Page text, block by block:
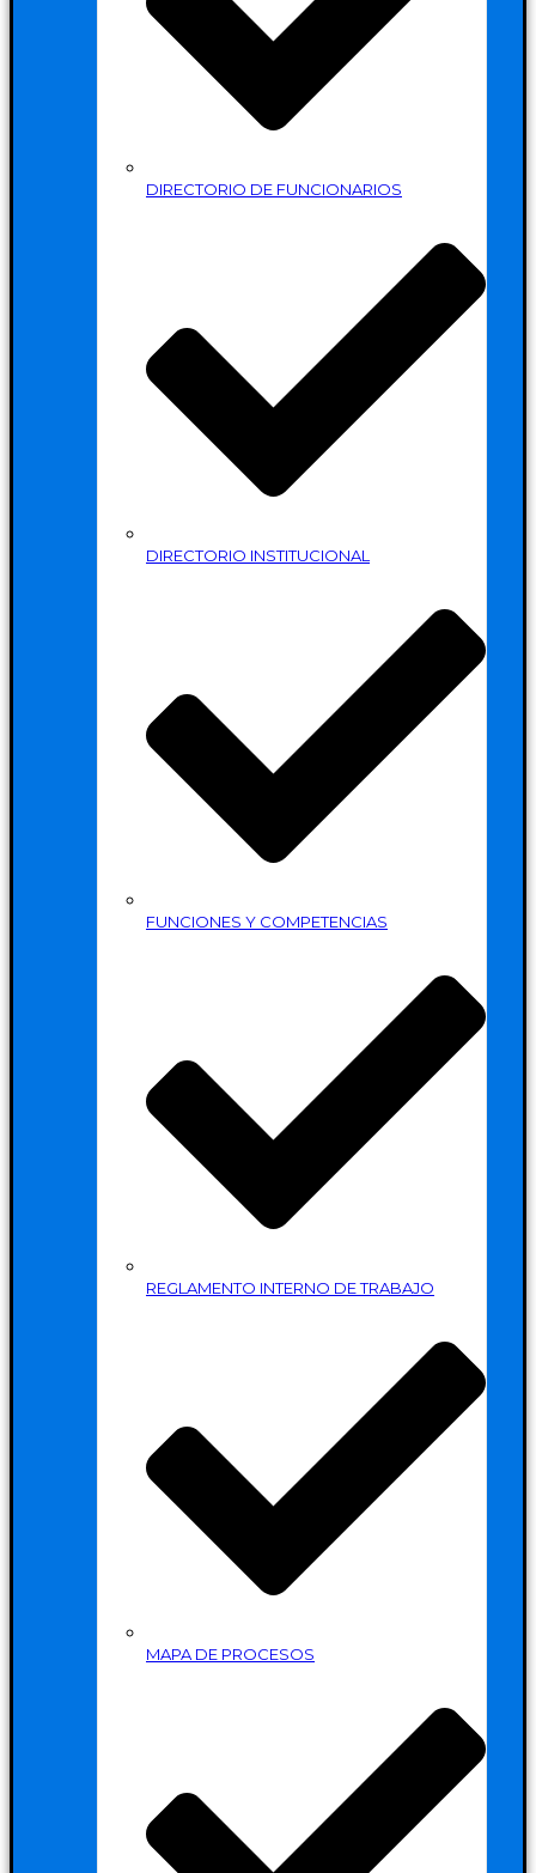
DIRECTORIO DE FUNCIONARIOS
DIRECTORIO INSTITUCIONAL
FUNCIONES Y COMPETENCIAS
REGLAMENTO INTERNO DE TRABAJO
MAPA DE PROCESOS